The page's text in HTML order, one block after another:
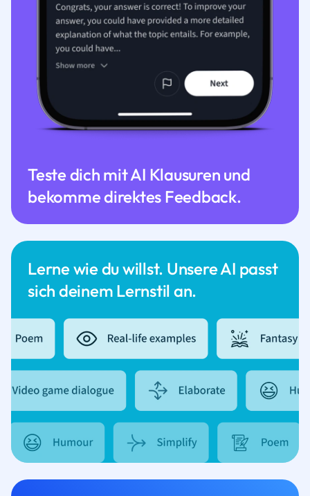
Lerne wie du willst. Unsere AI passt
sich deinem Lernstil an.
Teste dich mit AI Klausuren und
bekomme direktes Feedback.